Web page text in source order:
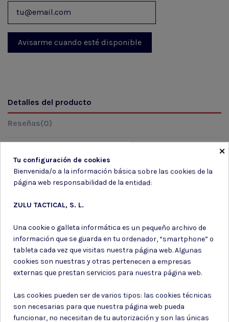
Detalles del producto
Reseñas(0)
Marca
Suscríbete a nuestro boletín
Puede darse de baja en cualquier momento. Para ello, consulte nuestra
información de contacto en el aviso legal.
×
Tu configuración de cookies
Bienvenida/o a la información básica sobre las cookies de la
página web responsabilidad de la entidad:
ZULU TACTICAL, S. L.
Una cookie o galleta informática es un pequeño archivo de
información que se guarda en tu ordenador, “smartphone” o
tableta cada vez que visitas nuestra página web. Algunas
cookies son nuestras y otras pertenecen a empresas
externas que prestan servicios para nuestra página web.
Las cookies pueden ser de varios tipos: las cookies técnicas
son necesarias para que nuestra página web pueda
funcionar, no necesitan de tu autorización y son las únicas